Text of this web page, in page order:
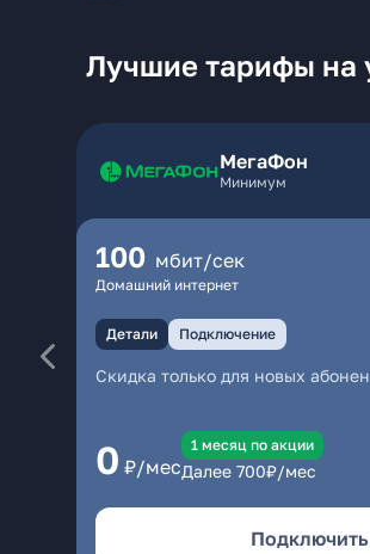
Лучшие тарифы на
МегаФон
Минимум
100 мбит/сек
Домашний интернет
Детали Подключение
Скидка только для новых
0 ₽/мес
1 месяц по акции
Далее 700₽/мес
Подключить